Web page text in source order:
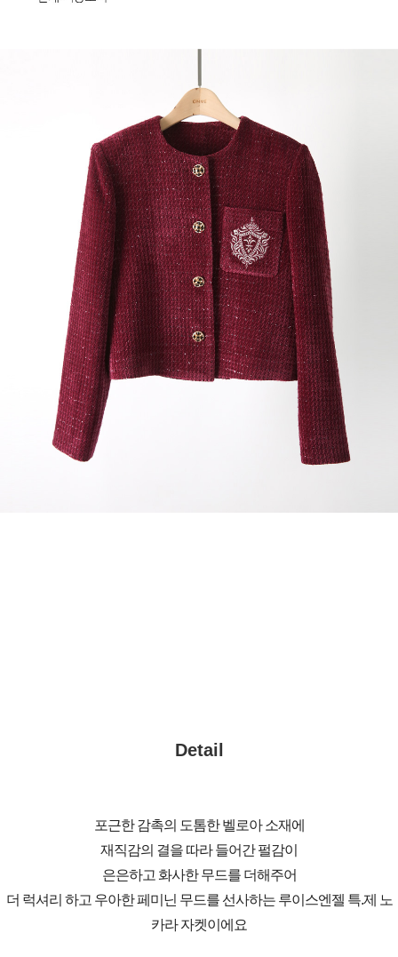
Detail
포근한 감촉의 도톰한 벨로아 소재에
재직감의 결을 따라 들어간 펄감이
은은하고 화사한 무드를 더해주어
더 럭셔리 하고 우아한 페미닌 무드를 선사하는 루이스엔젤 특.제 노
카라 자켓이에요